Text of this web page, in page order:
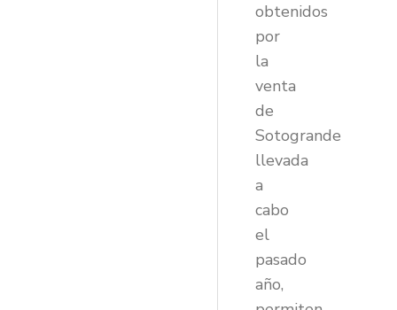
obtenidos
por
la
venta
de
Sotogrande
llevada
a
cabo
el
pasado
año,